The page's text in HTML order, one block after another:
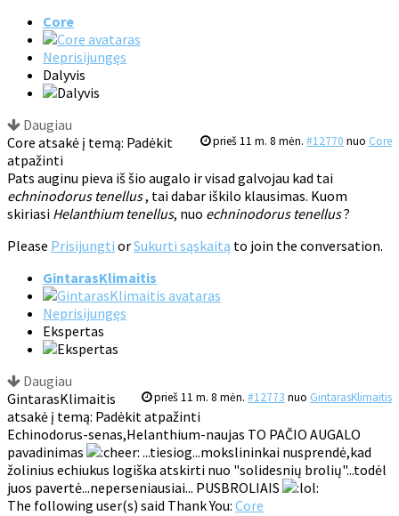
Core
Neprisijungęs
Dalyvis
Daugiau
prieš 11 m. 8 mėn. #12770 nuo Core
Core atsakė į temą: Padėkit
atpažinti
Pats auginu pieva iš šio augalo ir visad galvojau kad tai
echninodorus tenellus, tai dabar iškilo klausimas. Kuom
skiriasi Helanthium tenellus, nuo echninodorus tenellus?
Please Prisijungti orSukurti sąskaitą to join the conversation.
GintarasKlimaitis
Neprisijungęs
Ekspertas
Daugiau
prieš 11 m. 8 mėn. #12773 nuo GintarasKlimaitis
GintarasKlimaitis
atsakė į temą: Padėkit atpažinti
Echinodorus-senas,Helanthium-naujas TO PAČIO AUGALO
pavadinimas
...tiesiog...mokslininkai nusprendė,kad
žolinius echiukus logiška atskirti nuo "solidesnių brolių"...todėl
juos pavertė...neperseniausiai... PUSBROLIAIS
The following user(s) said Thank You: Core